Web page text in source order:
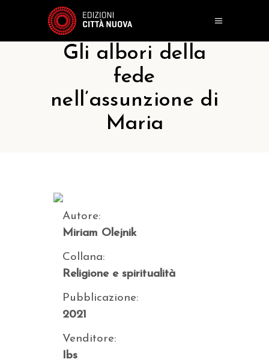
Gli albori della
fede
nell’assunzione di
Maria
Autore:
Miriam Olejnik
Collana:
Religione e spiritualità
Pubblicazione:
2021
Venditore:
Ibs